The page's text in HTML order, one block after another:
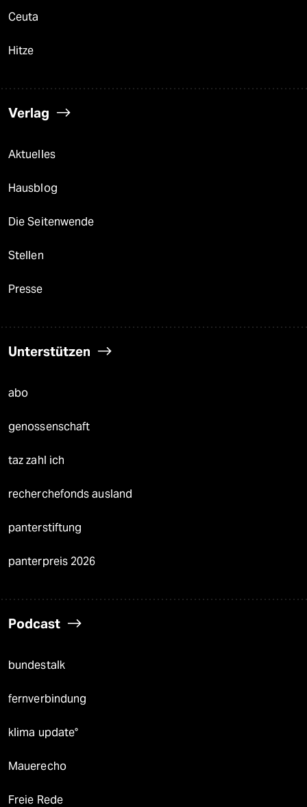
Ceuta
Hitze
Verlag
Aktuelles
Hausblog
Die Seitenwende
Stellen
Presse
Unterstützen
abo
genossenschaft
taz zahl ich
recherchefonds ausland
panterstiftung
panterpreis 2026
Podcast
bundestalk
fernverbindung
klima update°
Mauerecho
Freie Rede